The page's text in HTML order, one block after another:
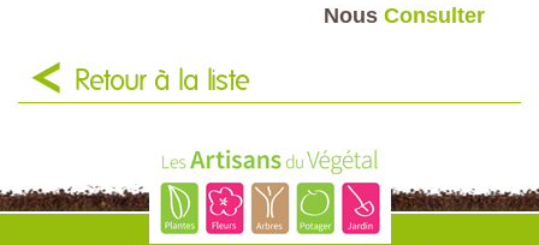
Nous Consulter
Retour à la liste